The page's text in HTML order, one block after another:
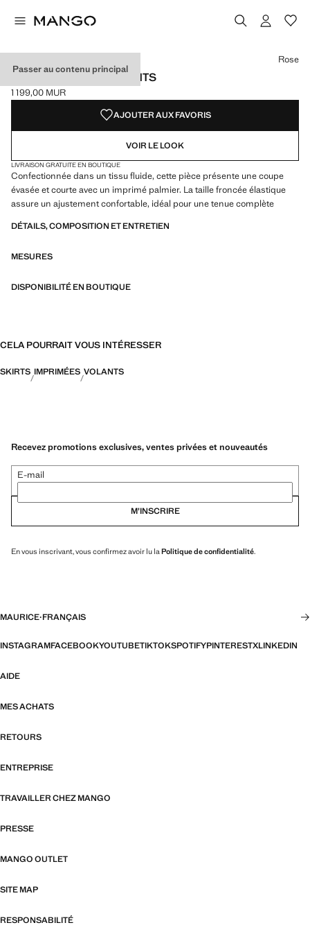
Passer au contenu principal
JUPE IMPRIMÉE VOLANTS
Prix actuel [1 199,00 MUR ]
1 199,00 MUR
Choisissez une couleur
Couleur Rose sélectionnée
Rose
AJOUTER AUX FAVORIS
VOIR LE LOOK
LIVRAISON GRATUITE EN BOUTIQUE
Confectionnée dans un tissu fluide, cette pièce présente une coupe
évasée et courte avec un imprimé palmier. La taille froncée élastique
assure un ajustement confortable, idéal pour une tenue complète
DÉTAILS, COMPOSITION ET ENTRETIEN
MESURES
DISPONIBILITÉ EN BOUTIQUE
CELA POURRAIT VOUS INTÉRESSER
SKIRTS IMPRIMÉES VOLANTS
Recevez promotions exclusives, ventes privées et nouveautés
E-mail
M’INSCRIRE
En vous inscrivant, vous confirmez avoir lu la Politique de confidentialité.
MAURICE·FRANÇAIS
INSTAGRAMFACEBOOKYOUTUBETIKTOKSPOTIFYPINTERESTXLINKEDIN
AIDE
MES ACHATS
RETOURS
ENTREPRISE
TRAVAILLER CHEZ MANGO
PRESSE
MANGO OUTLET
SITE MAP
RESPONSABILITÉ